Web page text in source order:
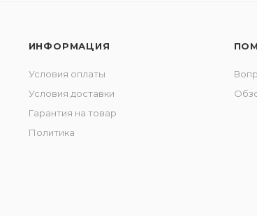
ИНФОРМАЦИЯ
Условия оплаты
Условия доставки
Гарантия на товар
Политика